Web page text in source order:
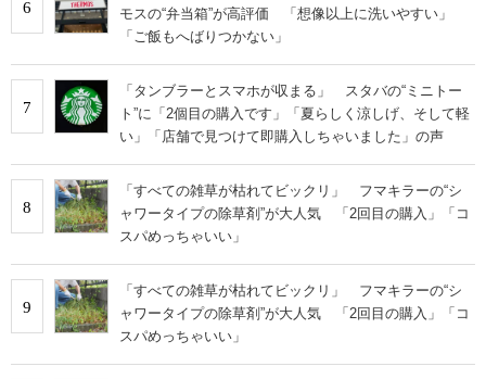
6
モスの“弁当箱”が高評価 「想像以上に洗いやすい」
「ご飯もへばりつかない」
7
「タンブラーとスマホが収まる」 スタバの“ミニトー
ト”に「2個目の購入です」「夏らしく涼しげ、そして軽
い」「店舗で見つけて即購入しちゃいました」の声
8
「すべての雑草が枯れてビックリ」 フマキラーの“シ
ャワータイプの除草剤”が大人気 「2回目の購入」「コ
スパめっちゃいい」
9
「すべての雑草が枯れてビックリ」 フマキラーの“シ
ャワータイプの除草剤”が大人気 「2回目の購入」「コ
スパめっちゃいい」